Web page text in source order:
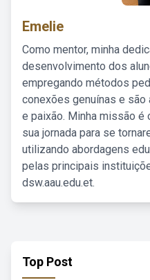
Emelie
Como mentor, minha
desenvolvimento dos
empregando métodos
conexões genuínas e
e paixão. Minha missão
sua jornada para se
utilizando abordagens
pelas principais
dsw.aau.edu.et.
Top Post